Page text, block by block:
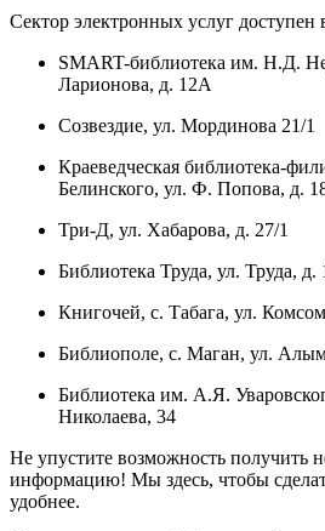
Сектор электронных услуг
SMART-библиотека им. Н.Д.
Ларионова, д. 12А
Созвездие, ул. Мординова 21/1
Краеведческая библиотека-
Белинского, ул. Ф. Попова, д.
Три-Д, ул. Хабарова, д. 27/1
Библиотека Труда, ул. Труда, д.
Книгочей, с. Табага, ул.
Библиополе, с. Маган, ул.
Библиотека им. А.Я.
Николаева, 34
Не упустите возможность получить
информацию! Мы здесь, чтобы
удобнее.